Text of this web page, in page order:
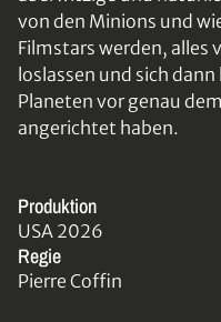
von den Minions und
Filmstars werden, alles
loslassen und sich
Planeten vor genau
angerichtet haben.
Produktion
USA 2026
Regie
Pierre Coffin